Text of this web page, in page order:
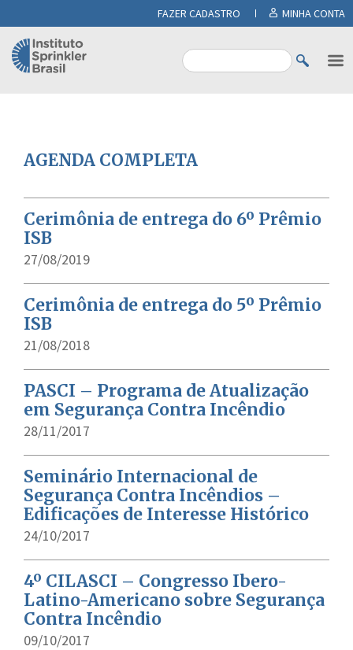
FAZER CADASTRO MINHA CONTA
AGENDA COMPLETA
Cerimônia de entrega do 6º Prêmio
ISB
27/08/2019
Cerimônia de entrega do 5º Prêmio
ISB
21/08/2018
PASCI – Programa de Atualização
em Segurança Contra Incêndio
28/11/2017
Seminário Internacional de
Segurança Contra Incêndios –
Edificações de Interesse Histórico
24/10/2017
4º CILASCI – Congresso Ibero-
Latino-Americano sobre Segurança
Contra Incêndio
09/10/2017